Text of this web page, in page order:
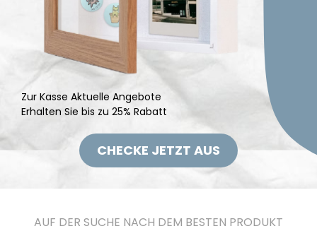
Zur Kasse Aktuelle Angebote
Erhalten Sie bis zu 25% Rabatt
CHECKE JETZT AUS
AUF DER SUCHE NACH DEM BESTEN PRODUKT